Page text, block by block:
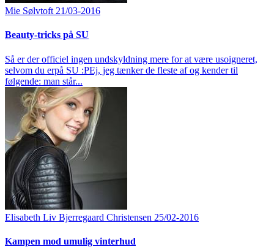
Mie Sølvtoft 21/03-2016
Beauty-tricks på SU
Så er der officiel ingen undskyldning mere for at være usoigneret,
selvom du erpå SU :PEj, jeg tænker de fleste af og kender til
følgende: man står...
Elisabeth Liv Bjerregaard Christensen 25/02-2016
Kampen mod umulig vinterhud